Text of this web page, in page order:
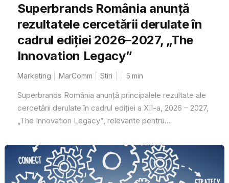
Superbrands România anunță
rezultatele cercetării derulate în
cadrul ediției 2026–2027, „The
Innovation Legacy”
Marketing MarComm Stiri 5 min
Superbrands România anunță principalele rezultate ale
cercetării derulate în cadrul ediției a XII-a, 2026 – 2027,
„The Innovation Legacy”, relevante pentru...